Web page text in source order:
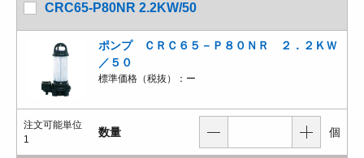
CRC65-P80NR 2.2KW/50
ポンプ ＣＲＣ６５－Ｐ８０ＮＲ ２．２ＫＷ
／５０
標準価格（税抜）： ー
注文可能単位
1
数量 個